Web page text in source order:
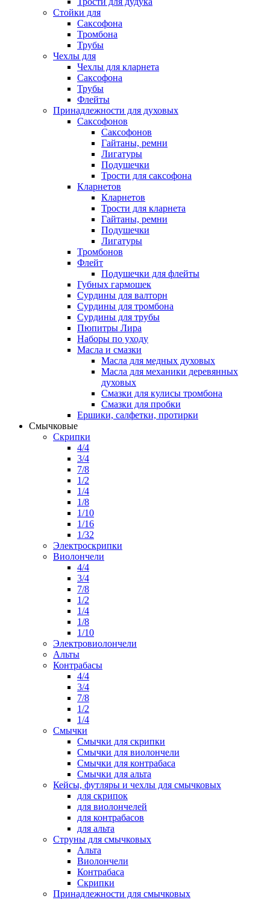
Стойки для
Саксофона
Тромбона
Трубы
Чехлы для
Чехлы для кларнета
Саксофона
Трубы
Флейты
Принадлежности для духовых
Саксофонов
Саксофонов
Гайтаны, ремни
Лигатуры
Подушечки
Трости для саксофона
Кларнетов
Кларнетов
Трости для кларнета
Гайтаны, ремни
Подушечки
Лигатуры
Тромбонов
Флейт
Подушечки для флейты
Губных гармошек
Сурдины для валторн
Сурдины для тромбона
Сурдины для трубы
Пюпитры Лира
Наборы по уходу
Масла и смазки
Масла для медных духовых
Масла для механики деревянных
духовых
Смазки для кулисы тромбона
Смазки для пробки
Ершики, салфетки, протирки
Смычковые
Скрипки
4/4
3/4
7/8
1/2
1/4
1/8
1/10
1/16
1/32
Электроскрипки
Виолончели
4/4
3/4
7/8
1/2
1/4
1/8
1/10
Электровиолончели
Альты
Контрабасы
4/4
3/4
7/8
1/2
1/4
Смычки
Смычки для скрипки
Смычки для виолончели
Смычки для контрабаса
Смычки для альта
Кейсы, футляры и чехлы для смычковых
для скрипок
для виолончелей
для контрабасов
для альта
Струны для смычковых
Альта
Виолончели
Контрабаса
Скрипки
Принадлежности для смычковых